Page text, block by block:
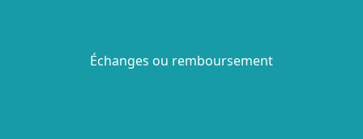
Échanges ou remboursement